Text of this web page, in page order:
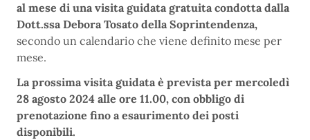
al mese di una visita guidata gratuita condotta dalla
Dott.ssa Debora Tosato della Soprintendenza,
secondo un calendario che viene definito mese per
mese.
La prossima visita guidata è prevista per mercoledì
28 agosto 2024 alle ore 11.00, con obbligo di
prenotazione fino a esaurimento dei posti
disponibili.